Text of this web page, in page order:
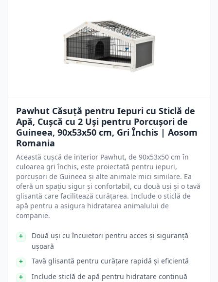
Pawhut Căsuță pentru Iepuri cu Sticlă de
Apă, Cușcă cu 2 Uși pentru Porcușori de
Guineea, 90x53x50 cm, Gri Închis | Aosom
Romania
Această cușcă de interior Pawhut, de 90x53x50 cm în
culoarea gri închis, este proiectată pentru iepuri,
porcușori de Guineea și alte animale mici similare. Ea
oferă un spațiu sigur și confortabil, cu două uși și o tavă
glisantă care facilitează curățarea. Include o sticlă de
apă pentru a asigura hidratarea animalului de
companie.
Două uși cu încuietori pentru acces și siguranță
ușoară
Tavă glisantă pentru curățare rapidă și eficientă
Include sticlă de apă pentru hidratare continuă